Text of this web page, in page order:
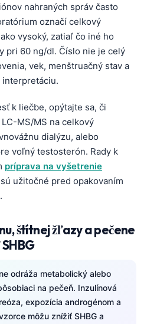
nahraných správ často
označí celkový
vysoký, zatiaľ čo iné ho
pri 60 ng/dl. Číslo nie je celý
vek, menštruačný stav a
interpretáciu.
k liečbe, opýtajte sa, či
MS/MS na celkový
dialýzu, alebo
voľný testosterón. Rady k
príprava na vyšetrenie
užitočné pred opakovaním
štítnej žľazy a pečene
odráža metabolický alebo
na pečeň. Inzulínová
expozícia androgénom a
môžu znížiť SHBG a